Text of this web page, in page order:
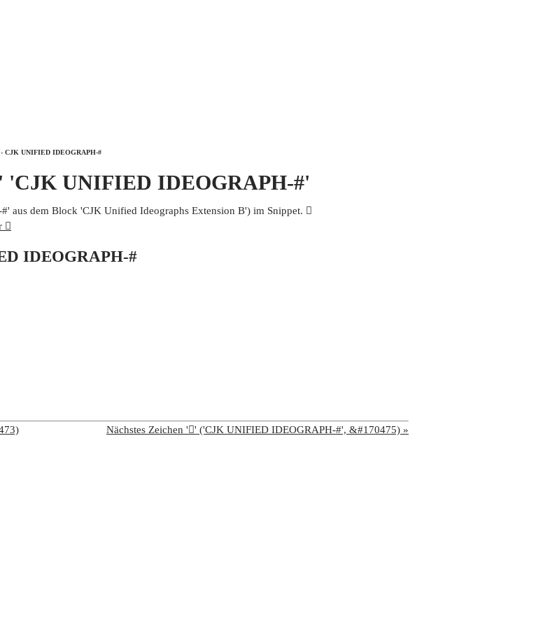
› CJK UNIFIED IDEOGRAPH-#
'CJK UNIFIED IDEOGRAPH-#'
aus dem Block 'CJK Unified Ideographs Extension B') im Snippet. 𩧪
IDEOGRAPH-#
Nächstes Zeichen '𩧫' ('CJK UNIFIED IDEOGRAPH-#', &#170475) »